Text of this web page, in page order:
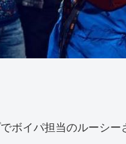
ボイパ担当のルーシー